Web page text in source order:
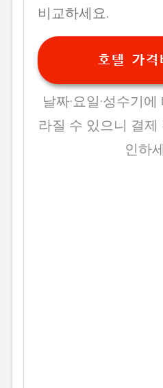
비교하세요.
호텔 가격
날짜·요일·성수기
라질 수 있으니 결
인하